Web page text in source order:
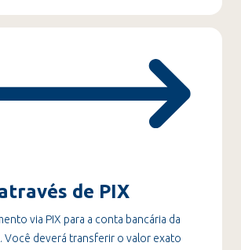
de PIX
via PIX para a conta bancária da
Você deverá transferir o valor exato